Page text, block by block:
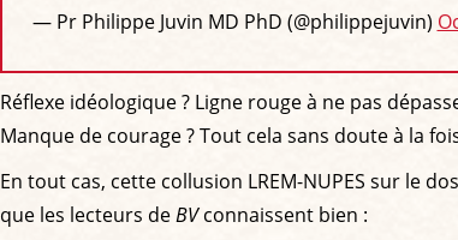
— Pr Philippe Juvin MD PhD (@philippejuvin)
Réflexe idéologique ? Ligne rouge à ne pas
Manque de courage ? Tout cela sans doute à la
En tout cas, cette collusion LREM-NUPES sur le
que les lecteurs deBVconnaissent bien :